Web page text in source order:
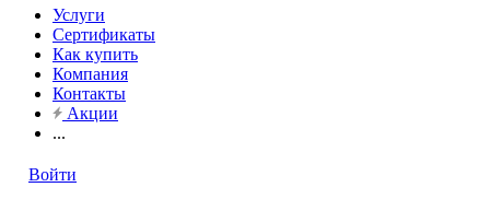
Услуги
Сертификаты
Как купить
Компания
Контакты
Акции
...
Войти